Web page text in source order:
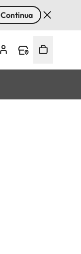
Continua